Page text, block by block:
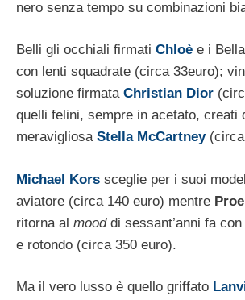
nero senza tempo su combinazioni
Belli gli occhiali firmati Chloè e i
con lenti squadrate (circa 33euro);
soluzione firmata Christian Dior
quelli felini, sempre in acetato, creati
meravigliosa Stella McCartney(circa
Michael Kors sceglie per i suoi
aviatore (circa 140 euro) mentre
ritorna al mooddi sessant’anni fa
e rotondo (circa 350 euro).
Ma il vero lusso è quello griffato